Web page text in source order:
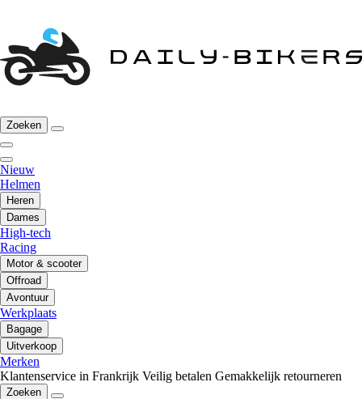
Zoeken
Nieuw
Helmen
Heren
Dames
High-tech
Racing
Motor & scooter
Offroad
Avontuur
Werkplaats
Bagage
Uitverkoop
Merken
Klantenservice in Frankrijk Veilig betalen Gemakkelijk retourneren
Zoeken